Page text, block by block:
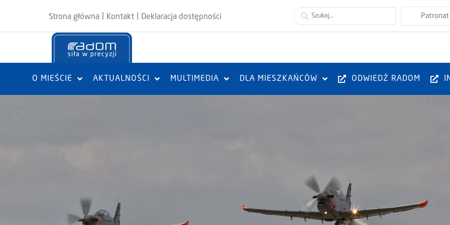
Strona główna Kontakt Deklaracja dostępności
O MIEŚCIE AKTUALNOŚCI MULTIMEDIA DLA MIESZKAŃCÓW ODWIEDŹ RADOM